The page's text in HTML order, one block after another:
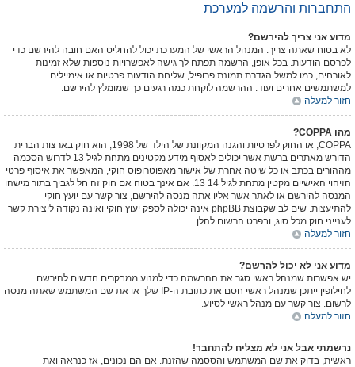
התחברות והרשמה למערכת
מדוע אני צריך להירשם?
לא בטוח שאתה צריך. המנהל הראשי של המערכת יכול להחליט האם חובה להירשם כדי
לפרסם הודעות. בכל אופן, הרשמה תפתח לך גישה לאפשרויות נוספות שלא זמינות
לאורחים, כמו למשל הגדרת תמונת פרופיל, שליחת הודעות פרטיות או אימיילים
למשתמשים אחרים ועוד. ההרשמה לוקחת כמה רגעים כך שמומלץ להירשם.
חזור למעלה
מהו COPPA?
COPPA, או החוק לפרטיות והגנה המקוונת של הילד של 1998, הוא חוק בארצות הברית
הדורש מאתרים ברשת אשר יכולים לאסוף מידע מקטינים מתחת לגיל 13 לדרוש הסכמה
מההורים בכתב או כל שיטה אחרת של אישור מאפוטרופוס חוקי, המאפשר את איסוף פרטי
הזיהוי האישיים מקטין מתחת לגיל 14 13. אם אינך בטוח אם חוק זה חל לגביך בתור מישהו
המנסה להירשם או לאתר אשר אליו אתה מנסה להירשם, צור קשר עם יועץ חוקי
להתיעצות. שים לב שקבוצת phpBB אינה יכולה לספק יעוץ חוקי ואינה נקודה ליצירת קשר
לענייני חוק מכל סוג, ובפרט הרשום להלן.
חזור למעלה
מדוע אני לא יכול להרשם?
יש אפשרות שמנהל ראשי סגר את ההרשמה כדי למנוע ממבקרים חדשים להירשם.
לחילופין ייתכן שמנהל ראשי חסם את כתובת ה-IP שלך או את שם המשתמש שאתה מנסה
לרשום. צור קשר עם מנהל ראשי לסיוע.
חזור למעלה
נרשמתי אבל אני לא מצליח להתחבר!
ראשית, בדוק את שם המשתמש והססמה שהזנת. אם הם נכונים, אז כנראה ואת